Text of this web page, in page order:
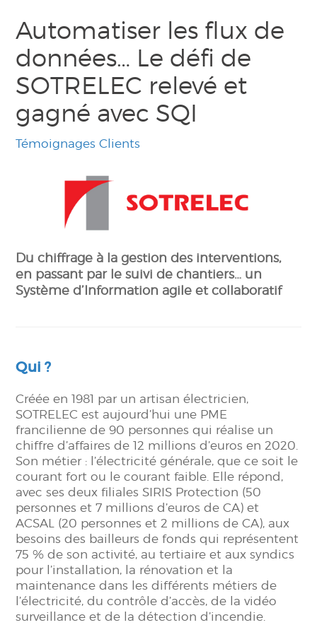
Automatiser les flux de
données… Le défi de
SOTRELEC relevé et
gagné avec SQI
Témoignages Clients
Du chiffrage à la gestion des interventions,
en passant par le suivi de chantiers… un
Système d’Information agile et collaboratif
Qui ?
Créée en 1981 par un artisan électricien,
SOTRELEC est aujourd’hui une PME
francilienne de 90 personnes qui réalise un
chiffre d’affaires de 12 millions d’euros en 2020.
Son métier : l’électricité générale, que ce soit le
courant fort ou le courant faible. Elle répond,
avec ses deux filiales SIRIS Protection (50
personnes et 7 millions d’euros de CA) et
ACSAL (20 personnes et 2 millions de CA), aux
besoins des bailleurs de fonds qui représentent
75 % de son activité, au tertiaire et aux syndics
pour l’installation, la rénovation et la
maintenance dans les différents métiers de
l’électricité, du contrôle d’accès, de la vidéo
surveillance et de la détection d’incendie.